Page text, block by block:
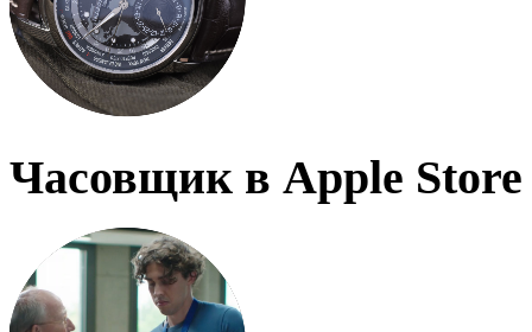
Часовщик в Apple Store